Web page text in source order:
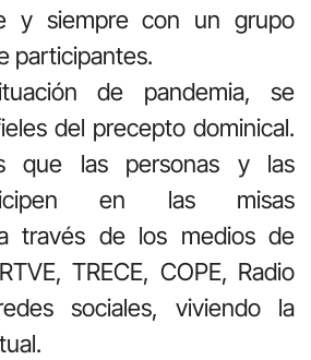
y siempre con un grupo
participantes.
de pandemia, se
del precepto dominical.
que las personas y las
en las misas
través de los medios de
TRECE, COPE, Radio
sociales, viviendo la